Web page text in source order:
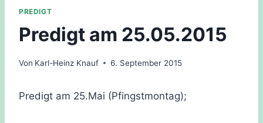
PREDIGT
Predigt am 25.05.2015
Von Karl-Heinz Knauf 6. September 2015
Predigt am 25.Mai (Pfingstmontag);